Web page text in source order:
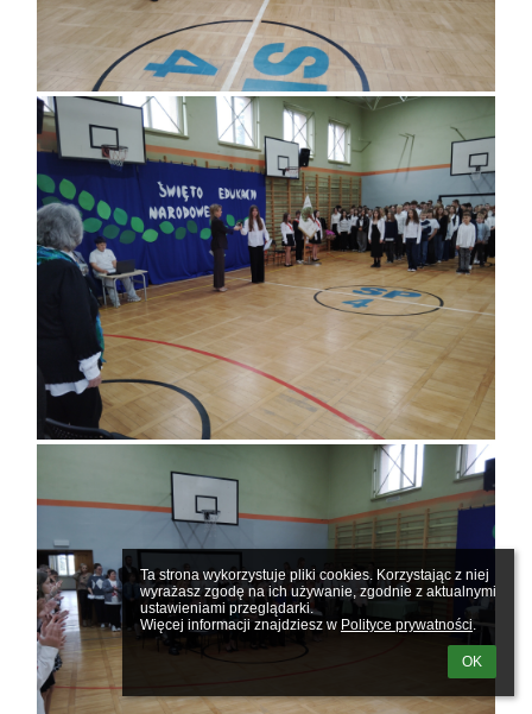
Ta strona wykorzystuje pliki cookies. Korzystając z niej
wyrażasz zgodę na ich używanie, zgodnie z aktualnymi
ustawieniami przeglądarki.
Więcej informacji znajdziesz w Polityce prywatności.
OK